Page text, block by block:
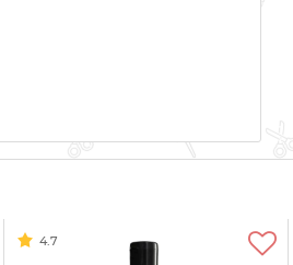
4.7